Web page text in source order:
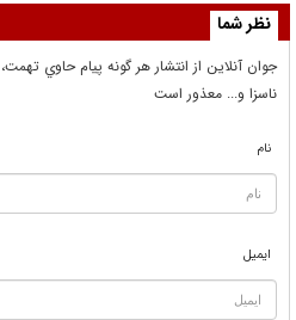
نظر شما
جوان آنلاين از انتشار هر گونه پيام حاوي
ناسزا و... معذور است
نام
ایمیل